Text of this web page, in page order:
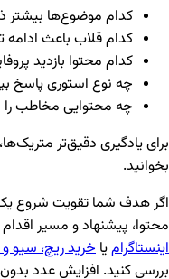
کدام موضوع‌ها بیشتر
کدام قلاب باعث
کدام محتوا بازدید
چه نوع استوری پاسخ
چه محتوایی مخاطب را
برای یادگیری دقیق‌تر
بخوانید.
اگر هدف شما تقویت شروع
محتوا، پیشنهاد و مسیر
اینستاگرامیا خرید ریچ، سیو و
بررسی کنید. افزایش عدد